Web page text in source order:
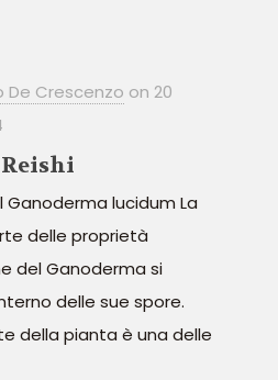
De Crescenzo on 20
Ganoderma lucidum La
delle proprietà
del Ganoderma si
delle sue spore.
della pianta è una delle